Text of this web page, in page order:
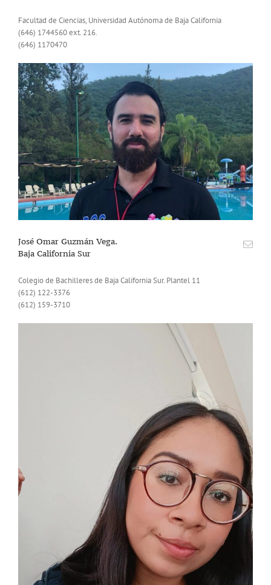
Facultad de Ciencias, Universidad Autónoma de Baja California
(646) 1744560 ext. 216.
(646) 1170470
José Omar Guzmán Vega.
Baja California Sur
Colegio de Bachilleres de Baja California Sur. Plantel 11
(612) 122-3376
(612) 159-3710